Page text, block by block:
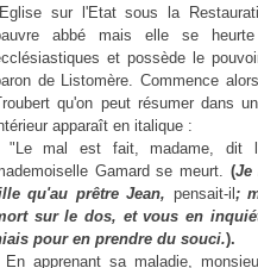
sur l'Etat sous la
abbé mais elle se
et possède le
de Listomère. Commence
qu'on peut résumer dans
apparaît en italique :
"Le mal est fait, madame, dit
Gamard se meurt. (Je
qu'au prêtre Jean, pensait-il ;
sur le dos, et vous en
pour en prendre du souci.).
apprenant sa maladie,